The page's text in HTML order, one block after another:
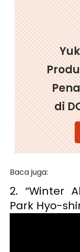
di
Baca juga:
2. “Winter
Park Hyo-